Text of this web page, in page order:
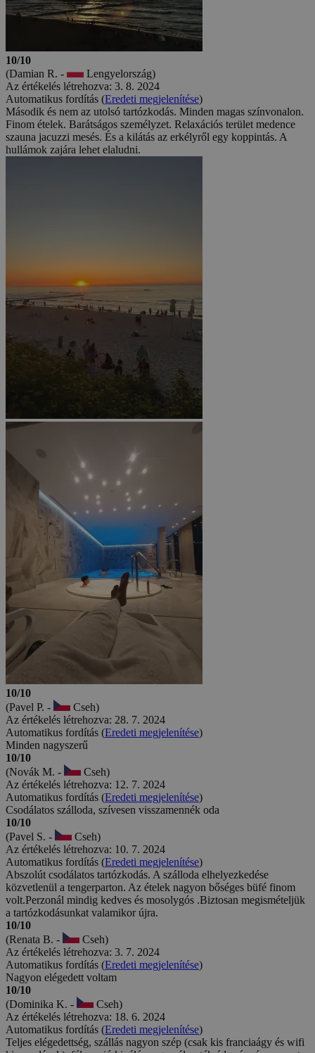
10/10
(Damian R. -
Lengyelország)
Az értékelés létrehozva: 3. 8. 2024
Automatikus fordítás (Eredeti megjelenítése)
Második és nem az utolsó tartózkodás. Minden magas színvonalon.
Finom ételek. Barátságos személyzet. Relaxációs terület medence
szauna jacuzzi mesés. És a kilátás az erkélyről egy koppintás. A
hullámok zajára lehet elaludni.
10/10
(Pavel P. -
Cseh)
Az értékelés létrehozva: 28. 7. 2024
Automatikus fordítás (Eredeti megjelenítése)
Minden nagyszerű
10/10
(Novák M. -
Cseh)
Az értékelés létrehozva: 12. 7. 2024
Automatikus fordítás (Eredeti megjelenítése)
Csodálatos szálloda, szívesen visszamennék oda
10/10
(Pavel S. -
Cseh)
Az értékelés létrehozva: 10. 7. 2024
Automatikus fordítás (Eredeti megjelenítése)
Abszolút csodálatos tartózkodás. A szálloda elhelyezkedése
közvetlenül a tengerparton. Az ételek nagyon bőséges büfé finom
volt.Perzonál mindig kedves és mosolygós .Biztosan megismételjük
a tartózkodásunkat valamikor újra.
10/10
(Renata B. -
Cseh)
Az értékelés létrehozva: 3. 7. 2024
Automatikus fordítás (Eredeti megjelenítése)
Nagyon elégedett voltam
10/10
(Dominika K. -
Cseh)
Az értékelés létrehozva: 18. 6. 2024
Automatikus fordítás (Eredeti megjelenítése)
Teljes elégedettség, szállás nagyon szép (csak kis franciaágy és wifi